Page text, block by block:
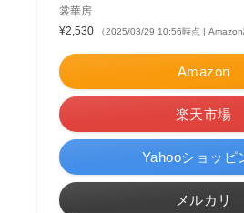
裳華房
¥2,530
（2025/03/29 10:56時点 | Amazon
Amazon
楽天市場
Yahooショッピ
メルカリ